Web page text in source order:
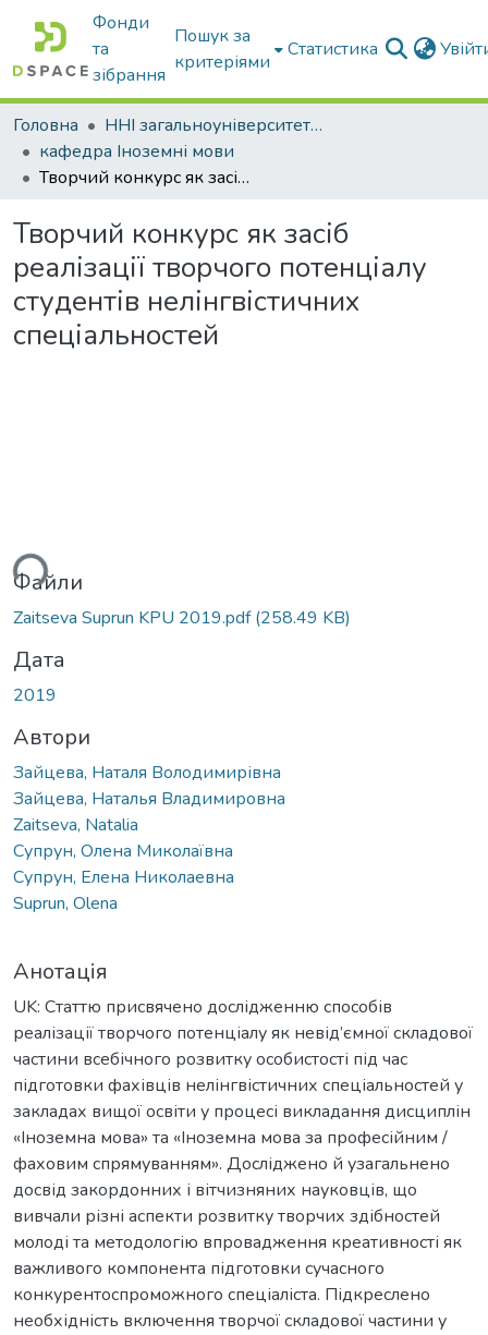
Фонди
та
зібрання
Пошук за
критеріями
Статистика
Головна
ННІ загальноуніверситетської підготовки
кафедра Іноземні мови
Творчий конкурс як засіб реалізації творчого потенціалу студентів нелінгвістичних спеціальностей
Творчий конкурс як засіб
реалізації творчого потенціалу
студентів нелінгвістичних
спеціальностей
Файли
Zaitseva Suprun KPU 2019.pdf(258.49 KB)
Дата
2019
Автори
Зайцева, Наталя Володимирівна
Зайцева, Наталья Владимировна
Zaitseva, Natalia
Супрун, Олена Миколаївна
Супрун, Елена Николаевна
Suprun, Olena
Анотація
UK: Статтю присвячено дослідженню способів
реалізації творчого потенціалу як невід’ємної складової
частини всебічного розвитку особистості під час
підготовки фахівців нелінгвістичних спеціальностей у
закладах вищої освіти у процесі викладання дисциплін
«Іноземна мова» та «Іноземна мова за професійним /
фаховим спрямуванням». Досліджено й узагальнено
досвід закордонних і вітчизняних науковців, що
вивчали різні аспекти розвитку творчих здібностей
молоді та методологію впровадження креативності як
важливого компонента підготовки сучасного
конкурентоспроможного спеціаліста. Підкреслено
необхідність включення творчої складової частини у